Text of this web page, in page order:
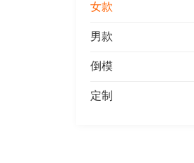
女款
男款
倒模
定制